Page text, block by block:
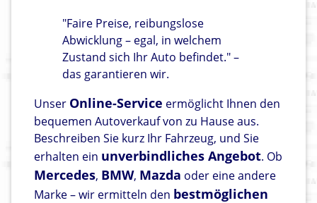
"Faire Preise, reibungslose
Abwicklung – egal, in welchem
Zustand sich Ihr Auto befindet." –
das garantieren wir.
Unser Online-Service ermöglicht Ihnen den
bequemen Autoverkauf von zu Hause aus.
Beschreiben Sie kurz Ihr Fahrzeug, und Sie
erhalten ein unverbindliches Angebot. Ob
Mercedes, BMW, Mazda oder eine andere
Marke – wir ermitteln den bestmöglichen